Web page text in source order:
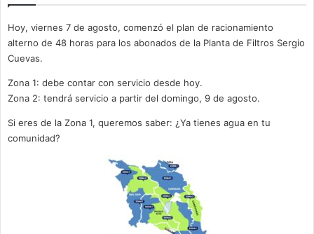
Hoy, viernes 7 de agosto, comenzó el plan de racionamiento
alterno de 48 horas para los abonados de la Planta de Filtros Sergio
Cuevas.
Zona 1: debe contar con servicio desde hoy.
Zona 2: tendrá servicio a partir del domingo, 9 de agosto.
Si eres de la Zona 1, queremos saber: ¿Ya tienes agua en tu
comunidad?